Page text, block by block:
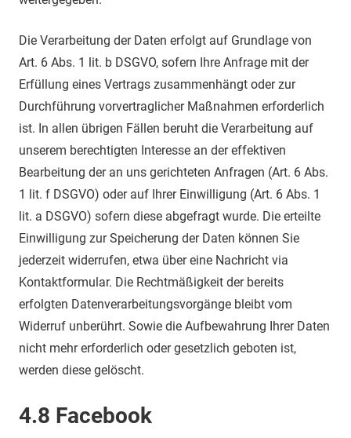
Die Verarbeitung der Daten erfolgt auf Grundlage von
Art. 6 Abs. 1 lit. b DSGVO, sofern Ihre Anfrage mit der
Erfüllung eines Vertrags zusammenhängt oder zur
Durchführung vorvertraglicher Maßnahmen erforderlich
ist. In allen übrigen Fällen beruht die Verarbeitung auf
unserem berechtigten Interesse an der effektiven
Bearbeitung der an uns gerichteten Anfragen (Art. 6 Abs.
1 lit. f DSGVO) oder auf Ihrer Einwilligung (Art. 6 Abs. 1
lit. a DSGVO) sofern diese abgefragt wurde. Die erteilte
Einwilligung zur Speicherung der Daten können Sie
jederzeit widerrufen, etwa über eine Nachricht via
Kontaktformular. Die Rechtmäßigkeit der bereits
erfolgten Datenverarbeitungsvorgänge bleibt vom
Widerruf unberührt. Sowie die Aufbewahrung Ihrer Daten
nicht mehr erforderlich oder gesetzlich geboten ist,
werden diese gelöscht.
4.8 Facebook